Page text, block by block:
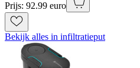
Prijs: 92.99 euro
Bekijk alles in infiltratieput